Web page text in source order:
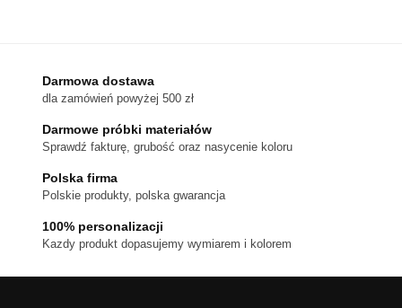
można
wybrać
na
produktu
Darmowa dostawa
dla zamówień powyżej 500 zł
Darmowe próbki materiałów
Sprawdź fakturę, grubość oraz nasycenie koloru
Polska firma
Polskie produkty, polska gwarancja
100% personalizacji
Kazdy produkt dopasujemy wymiarem i kolorem